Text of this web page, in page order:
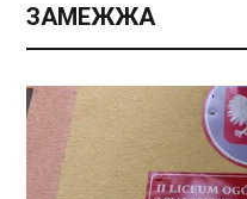
ЗАМЕЖЖА